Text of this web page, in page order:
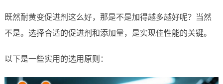
既然耐黄变促进剂这么好，那是不是加得越多越好呢？当然
不是。选择合适的促进剂和添加量，是实现佳性能的关键。
以下是一些实用的选用原则：